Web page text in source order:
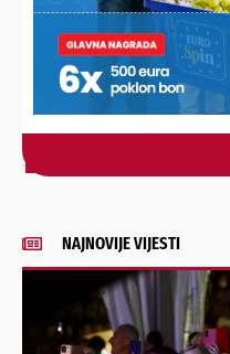
nešto/nekoga pohvaliti?
Javite nam se!
NAJNOVIJE VIJESTI